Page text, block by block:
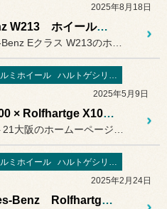
2025年8月18日
Mercedes-Benz W213 ホイール交換☆Rolfhartge☆
ミホイール
ハルトゲシリーズ
2025年5月9日
【LEXUS LS500 × Rolfhartge X10 RSF 21inch】アルミホイール交換(*^-^*)
ミホイール
ハルトゲシリーズ
2025年2月24日
W223 Mercedes-Benz Rolfhartge F16 RSF Brilliant Edition